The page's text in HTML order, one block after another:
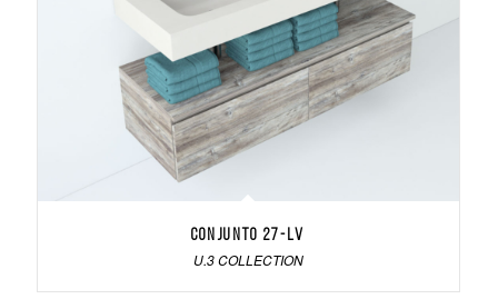
Conjunto 27-LV
U.3 COLLECTION